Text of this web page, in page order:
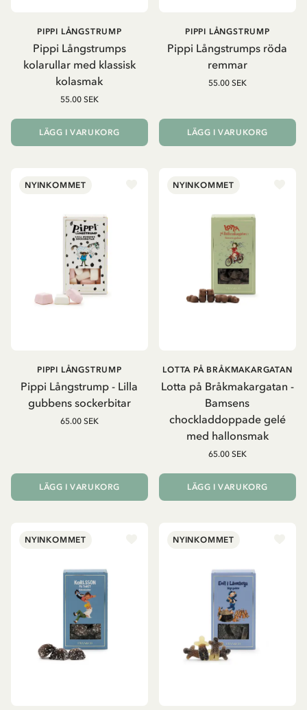
Pippi Långstrumps
kolarullar med klassisk
kolasmak
PIPPI LÅNGSTRUMP
55.00 SEK
LÄGG I VARUKORG
Pippi Långstrumps röda
remmar
PIPPI LÅNGSTRUMP
55.00 SEK
LÄGG I VARUKORG
NYINKOMMET
Pippi Långstrump - Lilla
gubbens sockerbitar
PIPPI LÅNGSTRUMP
65.00 SEK
LÄGG I VARUKORG
NYINKOMMET
Lotta på Bråkmakargatan -
Bamsens
chockladdoppade gelé
med hallonsmak
LOTTA PÅ BRÅKMAKARGATAN
65.00 SEK
LÄGG I VARUKORG
NYINKOMMET NYINKOMMET